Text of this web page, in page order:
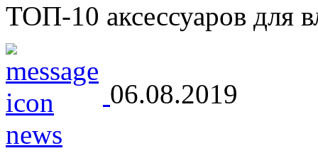
ТОП-10 аксессуаров для
06.08.2019